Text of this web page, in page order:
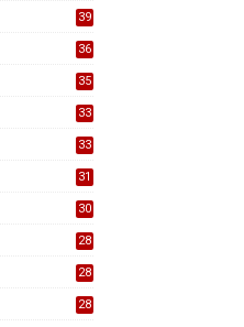
39
36
35
33
33
31
30
28
28
28